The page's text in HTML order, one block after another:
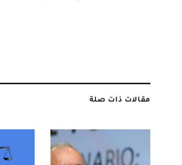
مقالات ذات صلة